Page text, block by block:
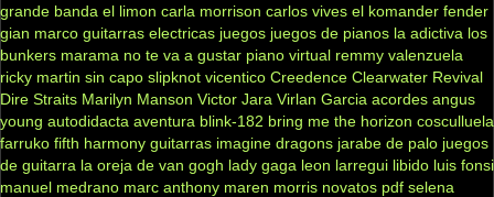
grande banda el limon carla morrison carlos vives el komander fender
gian marco guitarras electricas juegos juegos de pianos la adictiva los
bunkers marama no te va a gustar piano virtual remmy valenzuela
ricky martin sin capo slipknot vicentico Creedence Clearwater Revival
Dire Straits Marilyn Manson Victor Jara Virlan Garcia acordes angus
young autodidacta aventura blink-182 bring me the horizon cosculluela
farruko fifth harmony guitarras imagine dragons jarabe de palo juegos
de guitarra la oreja de van gogh lady gaga leon larregui libido luis fonsi
manuel medrano marc anthony maren morris novatos pdf selena